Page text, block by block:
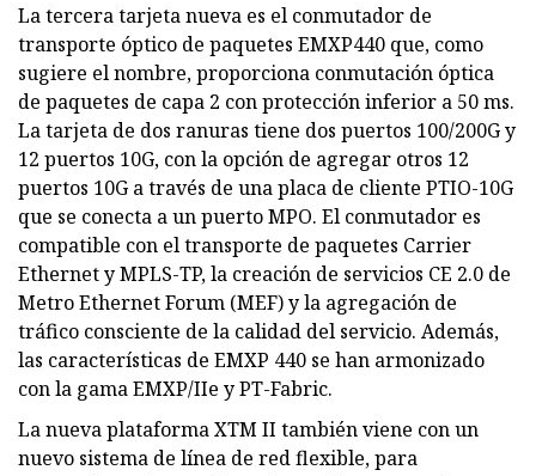
La tercera tarjeta nueva es el conmutador de
transporte óptico de paquetes EMXP440 que, como
sugiere el nombre, proporciona conmutación óptica
de paquetes de capa 2 con protección inferior a 50 ms.
La tarjeta de dos ranuras tiene dos puertos 100/200G y
12 puertos 10G, con la opción de agregar otros 12
puertos 10G a través de una placa de cliente PTIO-10G
que se conecta a un puerto MPO. El conmutador es
compatible con el transporte de paquetes Carrier
Ethernet y MPLS-TP, la creación de servicios CE 2.0 de
Metro Ethernet Forum (MEF) y la agregación de
tráfico consciente de la calidad del servicio. Además,
las características de EMXP 440 se han armonizado
con la gama EMXP/IIe y PT-Fabric.
La nueva plataforma XTM II también viene con un
nuevo sistema de línea de red flexible, para